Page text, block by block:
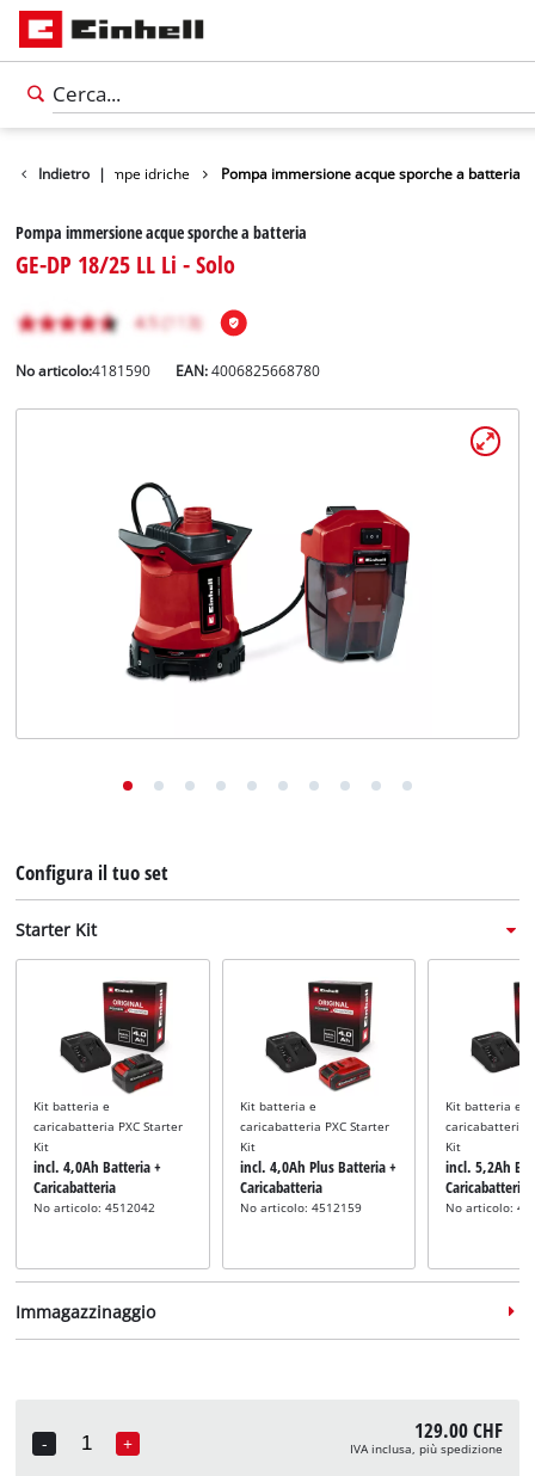
Indietro |
Prodotti Pompe idriche Pompa immersione acque sporche a batteria
Pompa immersione acque sporche a batteria
GE-DP 18/25 LL Li - Solo
No articolo:4181590 EAN:4006825668780
Configura il tuo set
Starter Kit
Kit batteria e
caricabatteria PXC Starter
Kit
incl. 4,0Ah Batteria +
Caricabatteria
No articolo: 4512042
Kit batteria e
caricabatteria PXC Starter
Kit
incl. 4,0Ah Plus Batteria +
Caricabatteria
No articolo: 4512159
Kit batteria e
caricabatteria
Kit
incl. 5,2Ah
Caricabatteria
No articolo:
Immagazzinaggio
-
Quantity
+ 129.00 CHF
IVA inclusa, più spedizione